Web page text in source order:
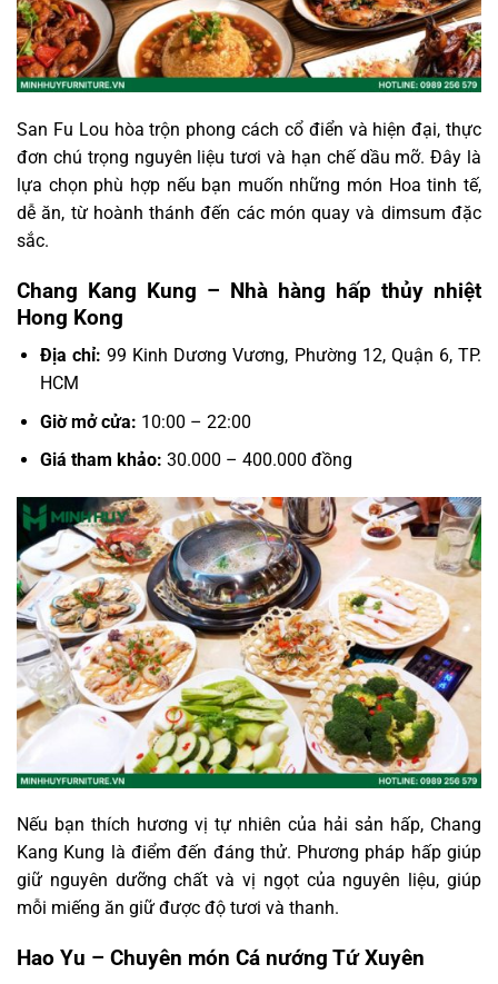
San Fu Lou hòa trộn phong cách cổ điển và hiện đại, thực
đơn chú trọng nguyên liệu tươi và hạn chế dầu mỡ. Đây là
lựa chọn phù hợp nếu bạn muốn những món Hoa tinh tế,
dễ ăn, từ hoành thánh đến các món quay và dimsum đặc
sắc.
Chang Kang Kung – Nhà hàng hấp thủy nhiệt
Hong Kong
Địa chỉ: 99 Kinh Dương Vương, Phường 12, Quận 6, TP.
HCM
Giờ mở cửa: 10:00 – 22:00
Giá tham khảo: 30.000 – 400.000 đồng
Nếu bạn thích hương vị tự nhiên của hải sản hấp, Chang
Kang Kung là điểm đến đáng thử. Phương pháp hấp giúp
giữ nguyên dưỡng chất và vị ngọt của nguyên liệu, giúp
mỗi miếng ăn giữ được độ tươi và thanh.
Hao Yu – Chuyên món Cá nướng Tứ Xuyên